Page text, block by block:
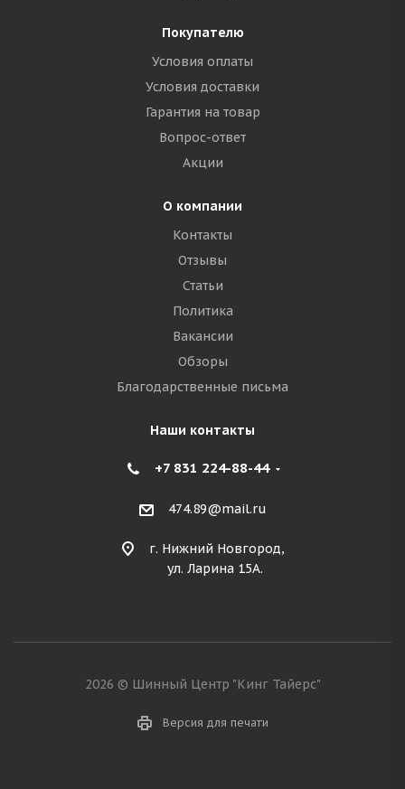
Покупателю
Условия оплаты
Условия доставки
Гарантия на товар
Вопрос-ответ
Акции
О компании
Контакты
Отзывы
Статьи
Политика
Вакансии
Обзоры
Благодарственные письма
Наши контакты
+7 831 224-88-44
474.89@mail.ru
г. Нижний Новгород,
ул. Ларина 15А.
2026 © Шинный Центр "Кинг Тайерс"
Версия для печати